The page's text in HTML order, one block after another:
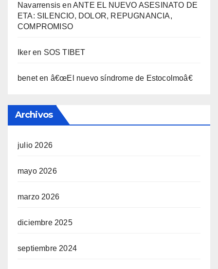
Navarrensis enANTE EL NUEVO ASESINATO DE
ETA: SILENCIO, DOLOR, REPUGNANCIA,
COMPROMISO
Ikeren SOS TIBET
beneten â€œEl nuevo sí­ndrome de Estocolmoâ€
Archivos
julio 2026
mayo 2026
marzo 2026
diciembre 2025
septiembre 2024